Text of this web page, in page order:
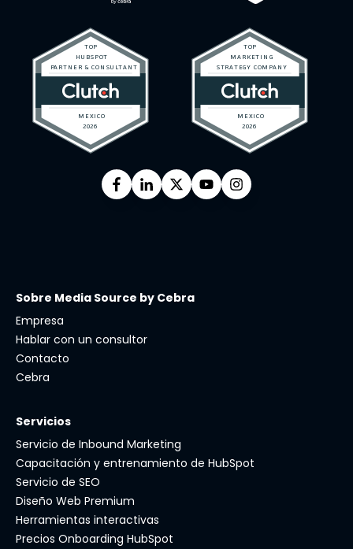
Sobre Media Source by Cebra
Empresa
Hablar con un consultor
Contacto
Cebra
Servicios
Servicio de Inbound Marketing
Capacitación y entrenamiento de HubSpot
Servicio de SEO
Diseño Web Premium
Herramientas interactivas
Precios Onboarding HubSpot